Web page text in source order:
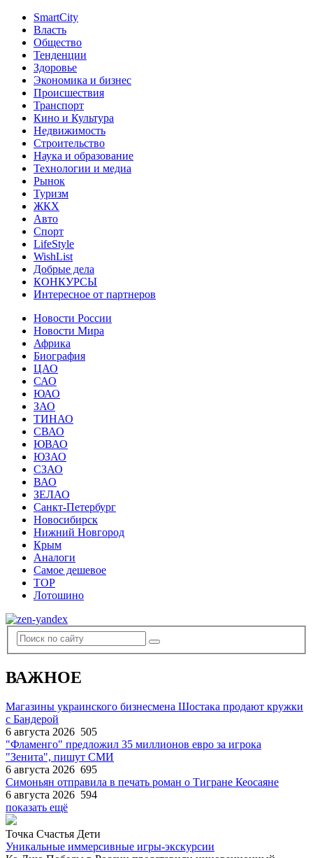
SmartCity
Власть
Общество
Тенденции
Здоровье
Экономика и бизнес
Происшествия
Транспорт
Кино и Культура
Недвижимость
Строительство
Наука и образование
Технологии и медиа
Рынок
Туризм
ЖКХ
Авто
Спорт
LifeStyle
WishList
Добрые дела
КОНКУРСЫ
Интересное от партнеров
Новости России
Новости Мира
Африка
Биография
ЦАО
САО
ЮАО
ЗАО
ТИНАО
СВАО
ЮВАО
ЮЗАО
СЗАО
ВАО
ЗЕЛАО
Санкт-Петербург
Новосибирск
Нижний Новгород
Крым
Аналоги
Самое дешевое
TOP
Лотошино
ВАЖНОЕ
Магазины украинского бизнесмена Шостака продают кружки
с Бандерой
6 августа 2026 505
"Фламенго" предложил 35 миллионов евро за игрока
"Зенита", пишут СМИ
6 августа 2026 695
Симоньян отправила в печать роман о Тигране Кеосаяне
6 августа 2026 594
показать ещё
Точка Счастья Дети
Уникальные иммерсивные игры-экскурсии